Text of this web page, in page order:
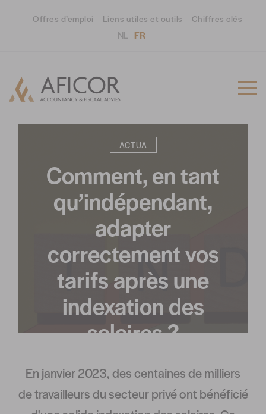
Offres d’emploi Liens utiles et outils Chiffres clés
NL FR
ACTUA
Comment, en tant
qu’indépendant,
adapter
correctement vos
tarifs après une
indexation des
salaires ?
En janvier 2023, des centaines de milliers
de travailleurs du secteur privé ont bénéficié